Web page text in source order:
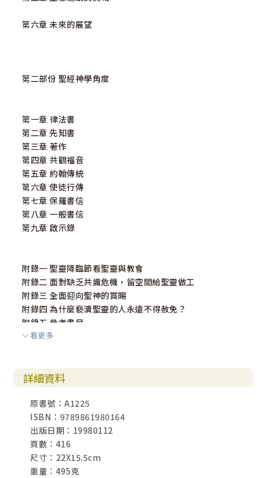
第六章 未來的展望
第二部份 聖經神學角度
第一章 律法書
第二章 先知書
第三章 著作
第四章 共觀福音
第五章 約翰傳統
第六章 使徒行傳
第七章 保羅書信
第八章 一般書信
第九章 啟示錄
附錄一 聖靈降臨節看聖靈與教會
附錄二 面對缺乏共識危機，留空間給聖靈做工
附錄三 全面迎向聖神的賞賜
附錄四 為什麼褻瀆聖靈的人永遠不得赦免？
附錄五 參考書目
看更多
詳細資料
原書號：A1225
ISBN：9789861980164
出版日期：19980112
頁數：416
尺寸：22X15.5cm
重量：495克